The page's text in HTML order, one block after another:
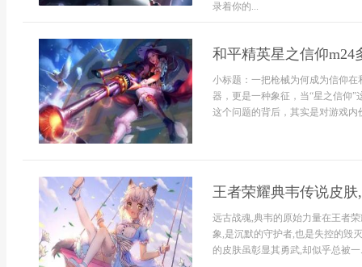
录着你的...
和平精英星之信仰
小标题：一把枪械为何成为信仰
器，更是一种象征，当“星之信仰”
这个问题的背后，其实是对游戏内
王者荣耀典韦传说皮
远古战魂,典韦的原始力量在王者
象,是沉默的守护者,也是失控的毁
的皮肤虽彰显其勇武,却似乎总被一